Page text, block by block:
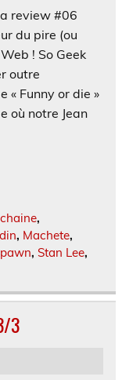
review #06
du pire (ou
! So Geek
outre
« Funny or die »
où notre Jean
,
, Machete,
, Stan Lee,
3